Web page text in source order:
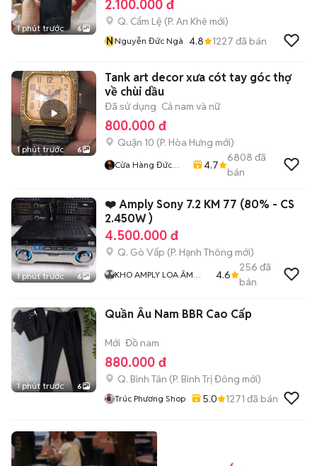
1 phút trước 6
2.100.000 đ
Q. Cẩm Lệ (P. An Khê mới)
NNguyễn Đức Ngà 4.8 1227 đã bán
1 phút trước 6
Tank art decor xưa cót tay góc thợ
về chùi dầu
Đã sử dụng Cả nam và nữ
800.000 đ
Quận 10 (P. Hòa Hưng mới)
Cửa Hàng Đức
4.7
6808 đã
bán
1 phút trước 6
❤️ Amply Sony 7.2 KM 77 (80% - CS
2.450W )
4.500.000 đ
Q. Gò Vấp (P. Hạnh Thông mới)
KHO AMPLY LOA ÂM
4.6
256 đã
bán
1 phút trước 6
Quần Âu Nam BBR Cao Cấp
Mới Đồ nam
880.000 đ
Q. Bình Tân (P. Bình Trị Đông mới)
Trúc Phương Shop 5.0 1271 đã bán